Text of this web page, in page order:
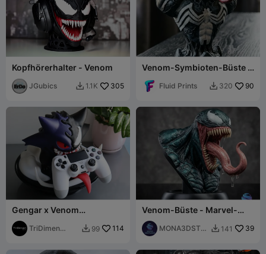
Kopfhörerhalter - Venom
JGubics  1.1K 305
Venom-Symbioten-Büste |
SkulpturFluid Prints  320 90
Gengar x Venom
Controller-Stand
TriDimen
 99 114
Venom-Büste - Marvel-
Statue - Vorgestütztes STL-
3D-Modell
MONA3DSTU
 141 39